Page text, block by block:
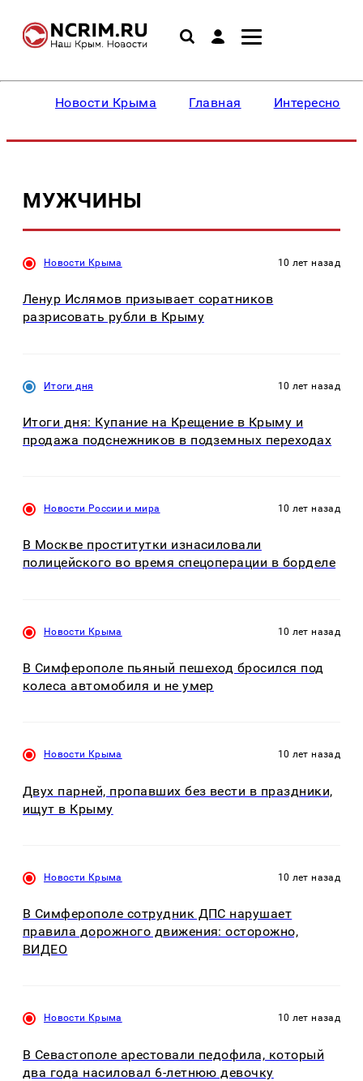
Новости Крыма Главная Интересное
МУЖЧИНЫ
Новости Крыма 10 лет назад
Ленур Ислямов призывает соратников
разрисовать рубли в Крыму
Итоги дня 10 лет назад
Итоги дня: Купание на Крещение в Крыму и
продажа подснежников в подземных переходах
Новости России и мира 10 лет назад
В Москве проститутки изнасиловали
полицейского во время спецоперации в борделе
Новости Крыма 10 лет назад
В Симферополе пьяный пешеход бросился под
колеса автомобиля и не умер
Новости Крыма 10 лет назад
Двух парней, пропавших без вести в праздники,
ищут в Крыму
Новости Крыма 10 лет назад
В Симферополе сотрудник ДПС нарушает
правила дорожного движения: осторожно,
ВИДЕО
Новости Крыма 10 лет назад
В Севастополе арестовали педофила, который
два года насиловал 6-летнюю девочку